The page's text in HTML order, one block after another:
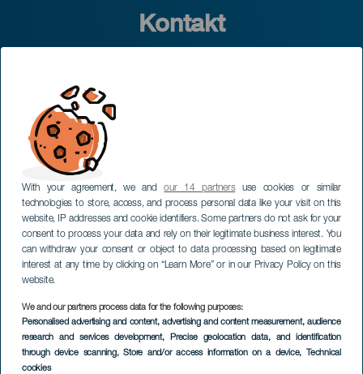
With your agreement, we andour 14 partnersuse cookies or similar
technologies to store, access, and process personal data like your visit on this
website, IP addresses and cookie identifiers. Some partners do not ask for your
consent to process your data and rely on their legitimate business interest. You
can withdraw your consent or object to data processing based on legitimate
interest at any time by clicking on “Learn More” or in our Privacy Policy on this
website.
We and our partners process data for the following purposes:
Personalised advertising and content, advertising and content measurement, audience
research and services development, Precise geolocation data, and identification
through device scanning, Store and/or access information on a device, Technical
cookies
Kontakt